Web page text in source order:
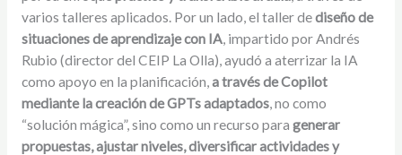
varios talleres aplicados. Por un lado, el taller dediseño de
situaciones de aprendizaje con IA, impartido porAndrés
Rubio (director del CEIP La Olla), ayudó a aterrizar la IA
como apoyo en la planificación,a través deCopilot
mediante la creación de GPTs adaptados, no como
“solución mágica”, sino como un recurso para generar
propuestas, ajustar niveles, diversificar actividades y